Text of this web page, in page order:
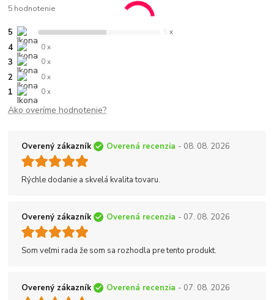
5 hodnotenie
5 5 x
4 0 x
3 0 x
2 0 x
1 0 x
Ako overíme hodnotenie?
Overený zákazník Overená recenzia - 08. 08. 2026
Rýchle dodanie a skvelá kvalita tovaru.
Overený zákazník Overená recenzia - 07. 08. 2026
Som veľmi rada že som sa rozhodla pre tento produkt.
Overený zákazník Overená recenzia - 07. 08. 2026